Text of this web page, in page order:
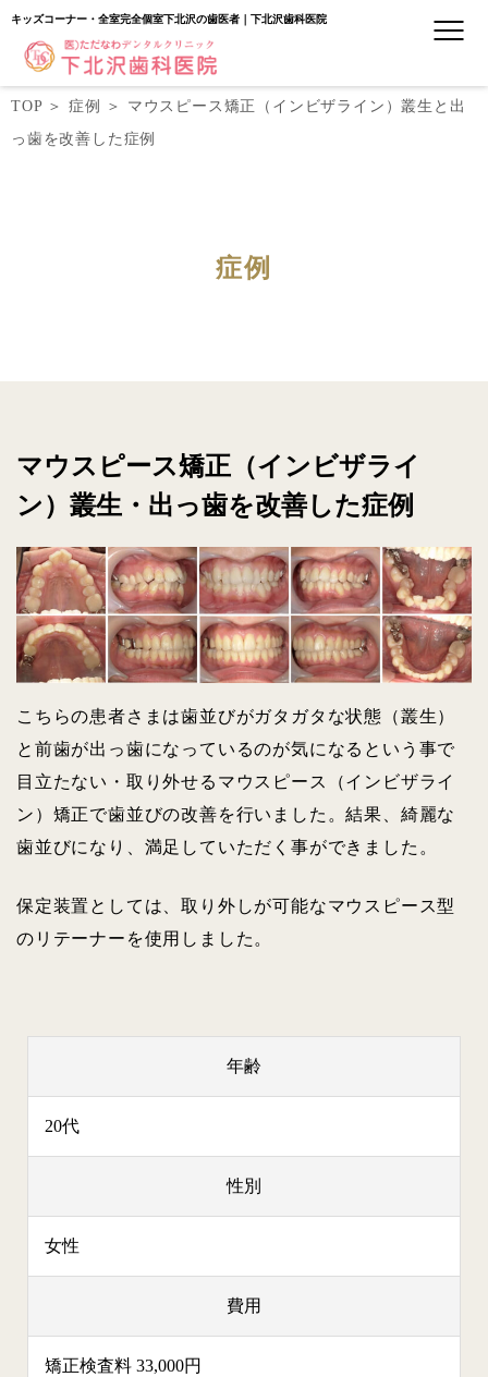
キッズコーナー・全室完全個室下北沢の歯医者｜下北沢歯科医院
TOP＞ 症例 ＞ マウスピース矯正（インビザライン）叢生と出
っ歯を改善した症例
症例
マウスピース矯正（インビザライ
ン）叢生・出っ歯を改善した症例
こちらの患者さまは歯並びがガタガタな状態（叢生）
と前歯が出っ歯になっているのが気になるという事で
目立たない・取り外せるマウスピース（インビザライ
ン）矯正で歯並びの改善を行いました。結果、綺麗な
歯並びになり、満足していただく事ができました。
保定装置としては、取り外しが可能なマウスピース型
のリテーナーを使用しました。
年齢
20代
性別
女性
費用
矯正検査料 33,000円